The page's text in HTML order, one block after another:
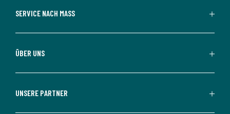
SERVICE NACH MASS
ÜBER UNS
UNSERE PARTNER